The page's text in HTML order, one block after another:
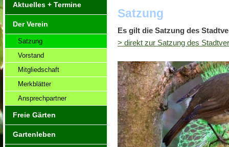
Aktuelles + Termine
Der Verein
Satzung
Vorstand
Mitgliedschaft
Merkblätter
Ansprechpartner
Freie Gärten
Gartenleben
Satzung
Es gilt die Satzung des
> direkt zur Satzung des